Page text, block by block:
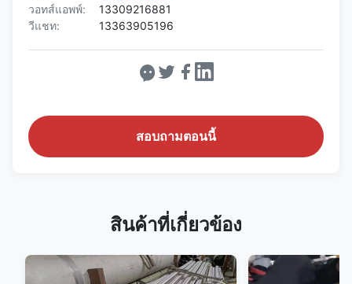
วอทส์แอพพ์:
13309216881
วีแชท:
13363905196
สอบถามตอนนี้
สินค้าที่เกี่ยวข้อง